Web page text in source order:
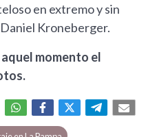
en extremo y sin
Kroneberger.
momento el